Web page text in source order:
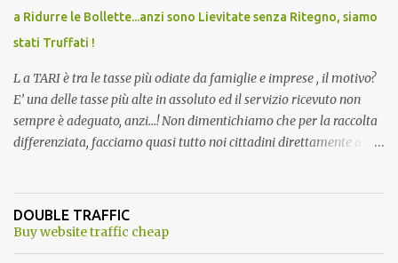
a Ridurre le Bollette...anzi sono Lievitate senza Ritegno, siamo
stati Truffati !
L a TARI è tra le tasse più odiate da famiglie e imprese , il motivo?
E’ una delle tasse più alte in assoluto ed il servizio ricevuto non
sempre è adeguato, anzi…! Non dimentichiamo che per la raccolta
differenziata, facciamo quasi tutto noi cittadini direttamente a
come terrazzi o giardini). Inoltre dobbiamo perdere tempo a
dividere tutti i materiali. ...e lo facevamo inizialmente anche con
DOUBLE TRAFFIC
Buy website traffic cheap